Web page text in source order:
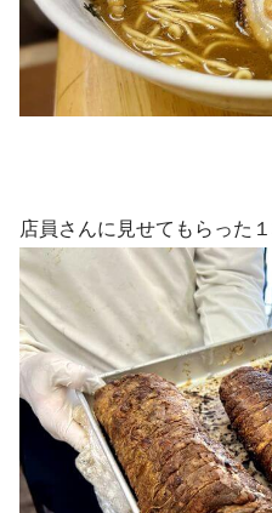
店員さんに見せてもらった